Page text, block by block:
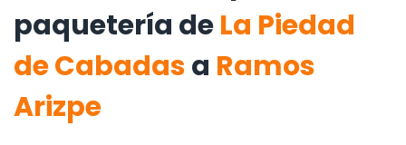
paquetería deLa Piedad
de Cabadasa Ramos
Arizpe